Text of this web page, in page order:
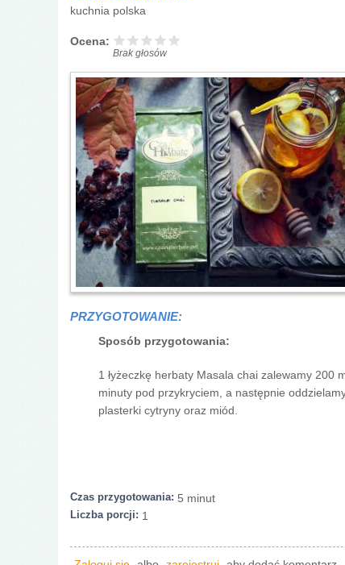
kuchnia polska
Ocena:
Brak głosów
PRZYGOTOWANIE:
Sposób przygotowania:
1 łyżeczkę herbaty Masala chai zalewamy 200
minuty pod przykryciem, a następnie
plasterki cytryny oraz miód.
Czas przygotowania: 5 minut
Liczba porcji: 1